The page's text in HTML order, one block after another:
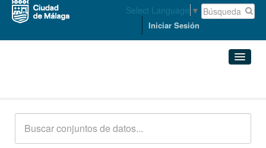
Select Language ▼
Iniciar Sesión